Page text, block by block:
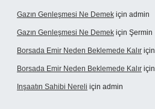
Gazın Genleşmesi Ne Demek için admin
Gazın Genleşmesi Ne Demek için Şermin
Borsada Emir Neden Beklemede Kalır için
Borsada Emir Neden Beklemede Kalır için
Inşaatın Sahibi Nereli için admin